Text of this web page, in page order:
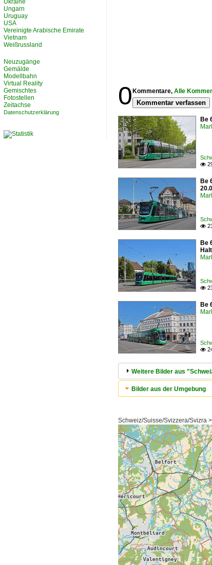
0 Kommentare, Alle
Kommentar verfassen
Be

Be

Be

Be

Weitere Bilder aus
Bilder aus der Umgebung
Schweiz/Suisse/Svizzera/Svizra
Ukraine
Ungarn
Uruguay
USA
Vereinigte Arabische Emirate
Vietnam
Weißrussland
Neuzugänge
Gemälde
Modellbahn
Virtual Reality
Gemischtes
Fotostellen
Zeitachse
Datenschutzerklärung